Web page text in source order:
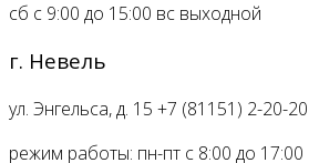
сб с 9:00 до 15:00 вс выходной
г. Невель
ул. Энгельса, д. 15 +7 (81151) 2-20-20
режим работы: пн-пт с 8:00 до 17:00